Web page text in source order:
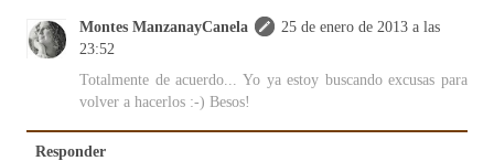
Montes ManzanayCanela
25 de enero de 2013 a las
23:52
Totalmente de acuerdo... Yo ya estoy buscando excusas para
volver a hacerlos :-) Besos!
Responder